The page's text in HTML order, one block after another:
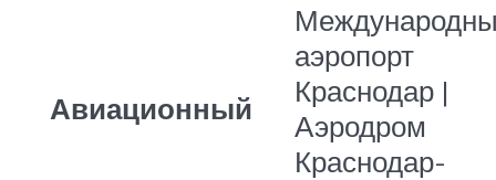
Авиационный
аэропорт
Краснодар |
Аэродром
Краснодар-